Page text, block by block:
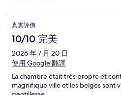
真實評價
10/10 完美
2026 年 7 月 20 日
使用 Google 翻譯
La chambre était très propre et
magnifique ville et les belges sont